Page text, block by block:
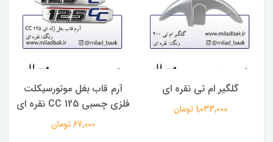
گلگیر ام تی نقره ای
1,033,000 تومان
آرم قاب بغل موتورسیکلت
فلزی چسبی 125 CC نقره ای
67,000 تومان